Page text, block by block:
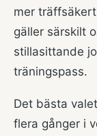
mer
gäller särskilt
stillasittande
träningspass.
Det bästa
flera gånger i